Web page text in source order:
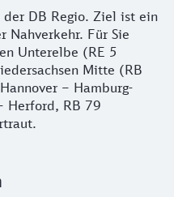
DB Regio. Ziel ist ein
Nahverkehr. Für Sie
Unterelbe (RE 5
Mitte (RB
– Hamburg-
Herford, RB 79